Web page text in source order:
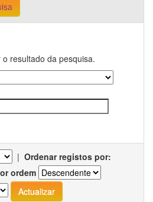
resultado da pesquisa.
| Ordenar registos por:
ordem